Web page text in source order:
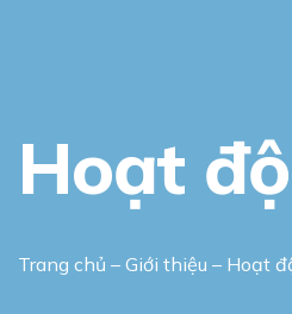
Hoạt
Trang chủ – Giới thiệu – Hoạt